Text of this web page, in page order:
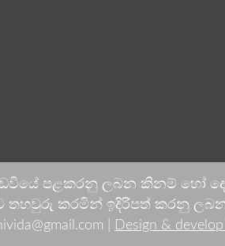
අඩවියේ පළකරනු ලබන කිනම්
කරමින් ඉදිරිපත් කරනු ලබන
|
Design &